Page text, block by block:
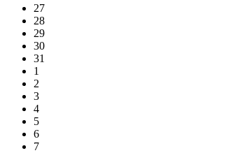
27
28
29
30
31
1
2
3
4
5
6
7